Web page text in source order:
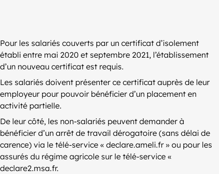
Pour les salariés couverts par un certificat d’isolement
établi entre mai 2020 et septembre 2021, l’établissement
d’un nouveau certificat est requis.
Les salariés doivent présenter ce certificat auprès de leur
employeur pour pouvoir bénéficier d’un placement en
activité partielle.
De leur côté, les non-salariés peuvent demander à
bénéficier d’un arrêt de travail dérogatoire (sans délai de
carence) via le télé-service « declare.ameli.fr » ou pour les
assurés du régime agricole sur le télé-service «
declare2.msa.fr.